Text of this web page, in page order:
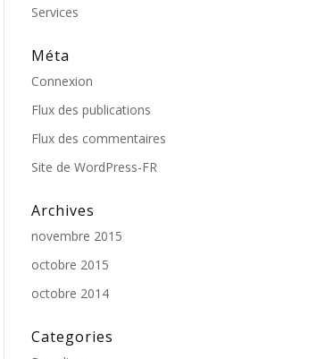
Services
Méta
Connexion
Flux des publications
Flux des commentaires
Site de WordPress-FR
Archives
novembre 2015
octobre 2015
octobre 2014
Categories